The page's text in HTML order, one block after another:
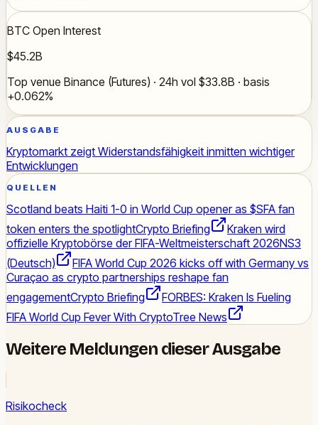
BTC Open Interest
$45.2B
Top venue Binance (Futures) · 24h vol $33.8B · basis
+0.062%
AUSGABE
Kryptomarkt zeigt Widerstandsfähigkeit inmitten wichtiger
Entwicklungen
QUELLEN
Scotland beats Haiti 1-0 in World Cup opener as $SFA fan
token enters the spotlightCrypto Briefing
Kraken wird
offizielle Kryptobörse der FIFA-Weltmeisterschaft 2026NS3
(Deutsch)
FIFA World Cup 2026 kicks off with Germany vs
Curaçao as crypto partnerships reshape fan
engagementCrypto Briefing
FORBES: Kraken Is Fueling
FIFA World Cup Fever With CryptoTree News
Weitere Meldungen dieser Ausgabe
Risikocheck